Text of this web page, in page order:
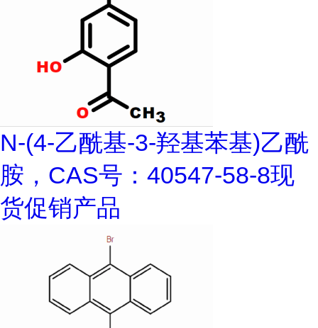
N-(4-乙酰基-3-羟基苯基)乙酰
胺，CAS号：40547-58-8现
货促销产品